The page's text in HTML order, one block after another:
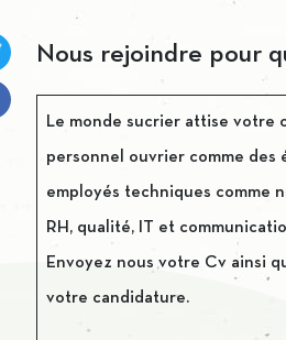
Nous rejoindre pour
Le monde sucrier attise votre
personnel ouvrier comme des
employés techniques comme
RH, qualité, IT et
Envoyez nous votre Cv ainsi
votre candidature.